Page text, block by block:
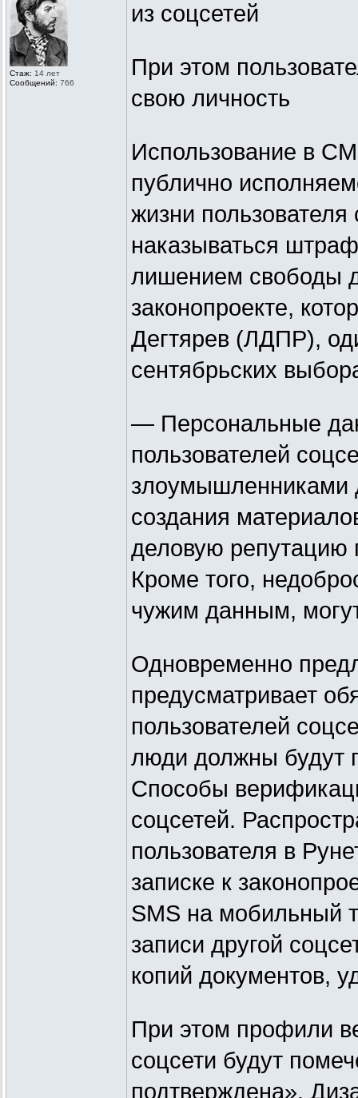
Стаж: 14 лет
Сообщений: 766
из соцсетей
При этом
свою личность
Использование в
публично
жизни пользователя
наказываться
лишением свободы
законопроекте,
Дегтярев (ЛДПР),
сентябрьских
— Персональные
пользователей
злоумышленниками
создания
деловую репутацию
Кроме того,
чужим данным,
Одновременно
предусматривает
пользователей
люди должны будут
Способы
соцсетей.
пользователя в
записке к
SMS на мобильный
записи другой
копий документов,
При этом профили
соцсети будут
подтверждена».